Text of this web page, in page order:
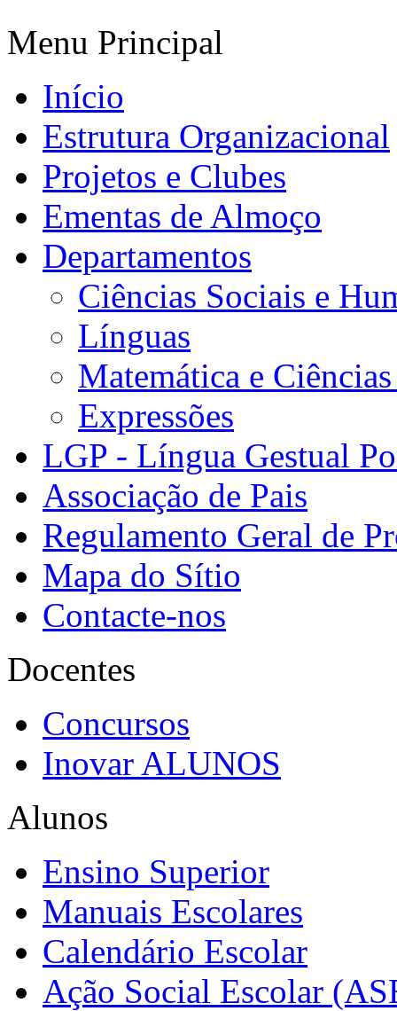
Menu Principal
Início
Estrutura Organizacional
Projetos e Clubes
Ementas de Almoço
Departamentos
Ciências Sociais e
Línguas
Matemática e
Expressões
LGP - Língua Gestual
Associação de Pais
Regulamento Geral de
Mapa do Sítio
Contacte-nos
Docentes
Concursos
Inovar ALUNOS
Alunos
Ensino Superior
Manuais Escolares
Calendário Escolar
Ação Social Escolar